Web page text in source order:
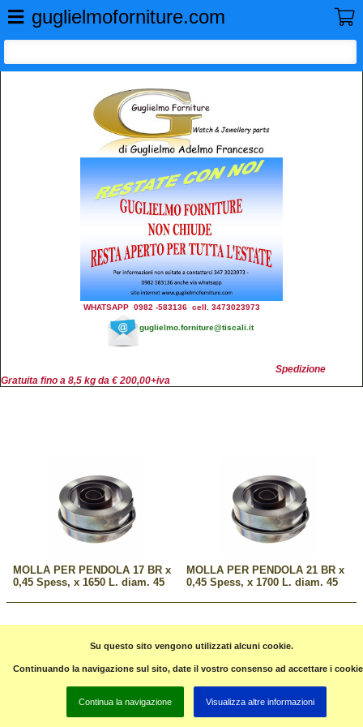
Su questo sito vengono utilizzati alcuni cookie.
Continuando la navigazione sul sito, date il vostro consenso ad accettare i
Continua la navigazione Visualizza altre informazioni
guglielmoforniture.com
GUGLIELMO FORNITURE
WHATSAPP 0982 -583136 cell. 3473023973
guglielmo.forniture@tiscali.it
Spedizione
Gratuita fino a 8,5 kg da € 200,00+iva
MOLLA PER PENDOLA 17 BR x
0,45 Spess, x 1650 L. diam. 45
MOLLA PER PENDOLA 21 BR x
0,45 Spess, x 1700 L. diam. 45
guglielmo.forniture@tiscali.it